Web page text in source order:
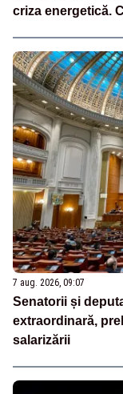
criza energetică.
7 aug. 2026, 09:07
Senatorii și
extraordinară,
salarizării